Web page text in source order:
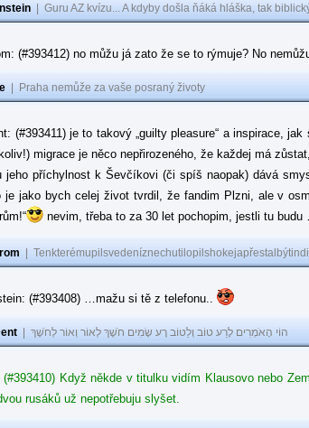
Guru AZ kvízu... A kdyby došla ňáká hláška, tak
(#393412) no můžu já zato že se to rýmuje? No
Praha nemůže za vaše posraný životy
(#393411) je to takový „guilty pleasure“ a inspirace,
migrace je něco nepřirozeného, že každej má
jeho příchylnost k Ševčíkovi (či spíš naopak) dává
je jako bych celej život tvrdil, že fandim Plzni, ale v
nevim, třeba to za 30 let pochopim, jestli tu
(#393408) …mažu si tě z telefonu..
הוֹי הָאֹמְרִים לָרַע טוֹב וְלַטּוֹב רָע שָׂמִים חֹשֶׁךְ לְאוֹר וְאוֹר לְחֹשֶׁךְ
(#393410) Když někde v titulku vidím Klausovo nebo
rusáků už nepotřebuju slyšet.